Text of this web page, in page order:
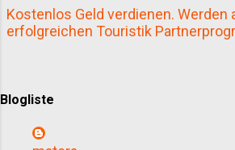
Destination. Der
Cecina liegt direkt
Kostenlos Geld verdienen. Werden
erfolgreichen Touristik
Blogliste